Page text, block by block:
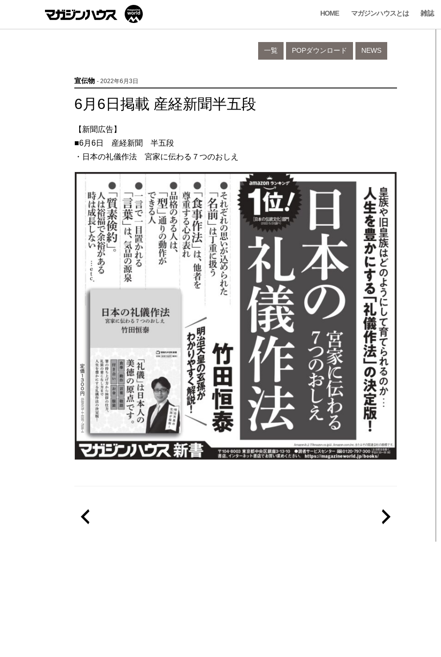
HOME マガジンハウスとは 雑誌
NEWS
POPダウンロード
一覧
宣伝物 - 2022年6月3日
6月6日掲載 産経新聞半五段
【新聞広告】
■6月6日 産経新聞 半五段
・日本の礼儀作法 宮家に伝わる７つのおしえ